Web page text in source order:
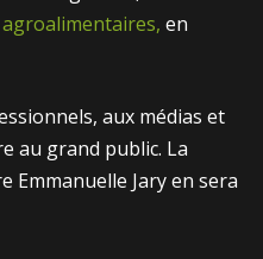
agroalimentaires, en
aux médias et
au grand public. La
Emmanuelle Jary en sera